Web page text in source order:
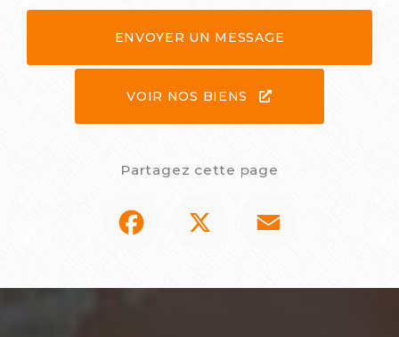
ENVOYER UN MESSAGE
VOIR NOS BIENS
Partagez cette page